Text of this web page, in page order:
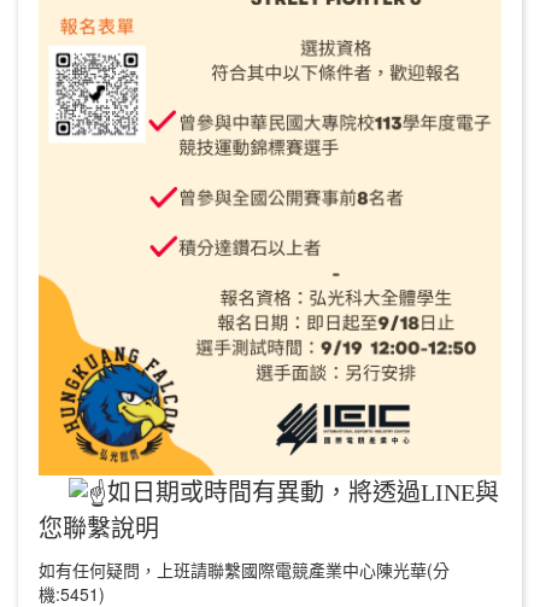
如日期或時間有異動，將透過LINE與
您聯繫說明
如有任何疑問，上班請聯繫國際電競產業中心陳光華(分
機:5451)